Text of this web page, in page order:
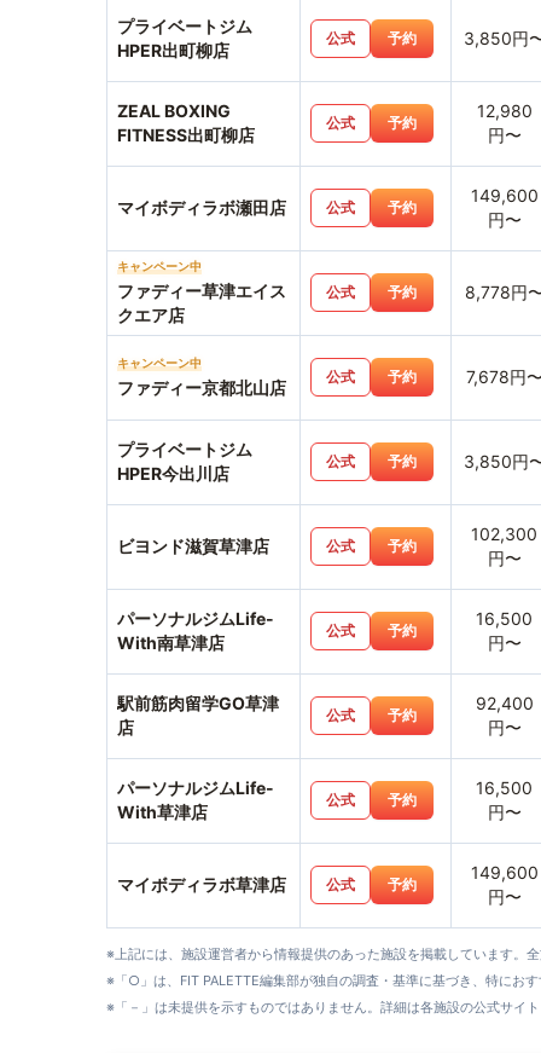
プライベートジム
HPER出町柳店
公式 予約 3,850円
ZEAL BOXING
FITNESS出町柳店
公式 予約
12,980
円〜
マイボディラボ瀬田店 公式 予約
149,600
円〜
キャンペーン中
ファディー草津エイス
クエア店
公式 予約 8,778円
キャンペーン中
ファディー京都北山店
公式 予約 7,678円
プライベートジム
HPER今出川店
公式 予約 3,850円
ビヨンド滋賀草津店 公式 予約
102,300
円〜
パーソナルジムLife-
With南草津店
公式 予約
16,500
円〜
駅前筋肉留学GO草津
店
公式 予約
92,400
円〜
パーソナルジムLife-
With草津店
公式 予約
16,500
円〜
マイボディラボ草津店 公式 予約
149,600
円〜
※上記には、施設運営者から情報提供のあった施設を掲載しています。
※「○」は、FIT PALETTE編集部が独自の調査・基準に基づき、特にお
※「－」は未提供を示すものではありません。詳細は各施設の公式サイ